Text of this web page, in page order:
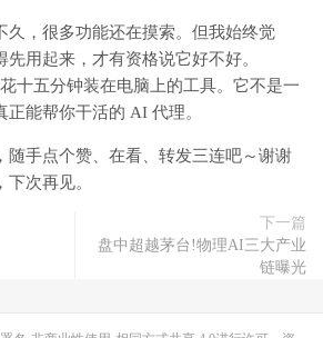
久，很多功能还在摸索。但我始终觉
用起来，才有资格说它好不好。
十五分钟装在电脑上的工具。它不是一
能帮你干活的 AI 代理。
随手点个赞、在看、转发三连吧～谢谢
次再见。
下一篇
盘中超越茅台!物理AI三大产业
链曝光